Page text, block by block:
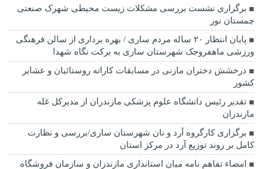
برگزاری نشست بررسی مشکلات زیست محیطی شهرک صنعتی
چمستان نور
پایان انتظار ۲۰ ساله مردم ساری / بهره برداری از سالن فرهنگی
ورزشی ماهفروجک شهرستان ساری به برکت نگاه شهدا
درخشش دختران مازنی در مسابقات کاراته روستائیان و عشایر
کشور
تقدیر رئیس دانشگاه علوم پزشکی مازندران از مدیرکل غله
مازندران
برگزاری کارگروه آرد و نان شهرستان ساری/بررسی و نظارت
کامل بر روند توزیع آرد در مرکز استان
امضاء تفاهم نامه میان استانداری مازندران و سازمان فروشگاه